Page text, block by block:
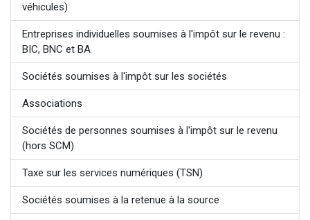
véhicules)
Entreprises individuelles soumises à l'impôt sur le revenu :
BIC, BNC et BA
Sociétés soumises à l'impôt sur les sociétés
Associations
Sociétés de personnes soumises à l'impôt sur le revenu
(hors SCM)
Taxe sur les services numériques (TSN)
Sociétés soumises à la retenue à la source